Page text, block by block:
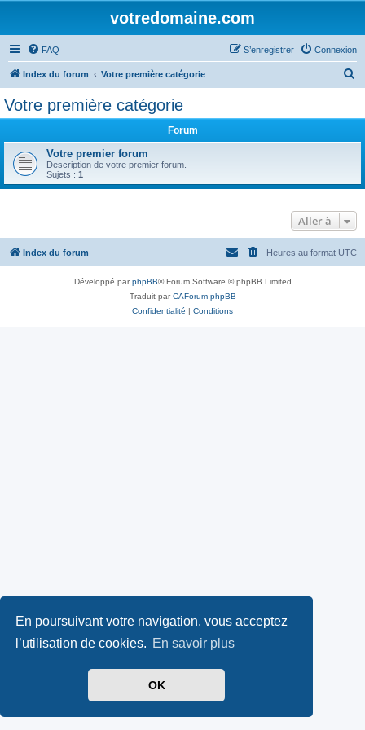
En poursuivant votre navigation, vous acceptez
l’utilisation de cookies. En savoir plus
OK
votredomaine.com
FAQ Connexion
S’enregistrer
Index du forum Votre première catégorie
c
e
Votre première catégorie
Forum
Votre premier forum
Description de votre premier forum.
Sujets : 1
Aller à
Index du forum Heures au format UTC
Développé parphpBB® Forum Software © phpBB Limited
Traduit parCAForum-phpBB
Confidentialité | Conditions